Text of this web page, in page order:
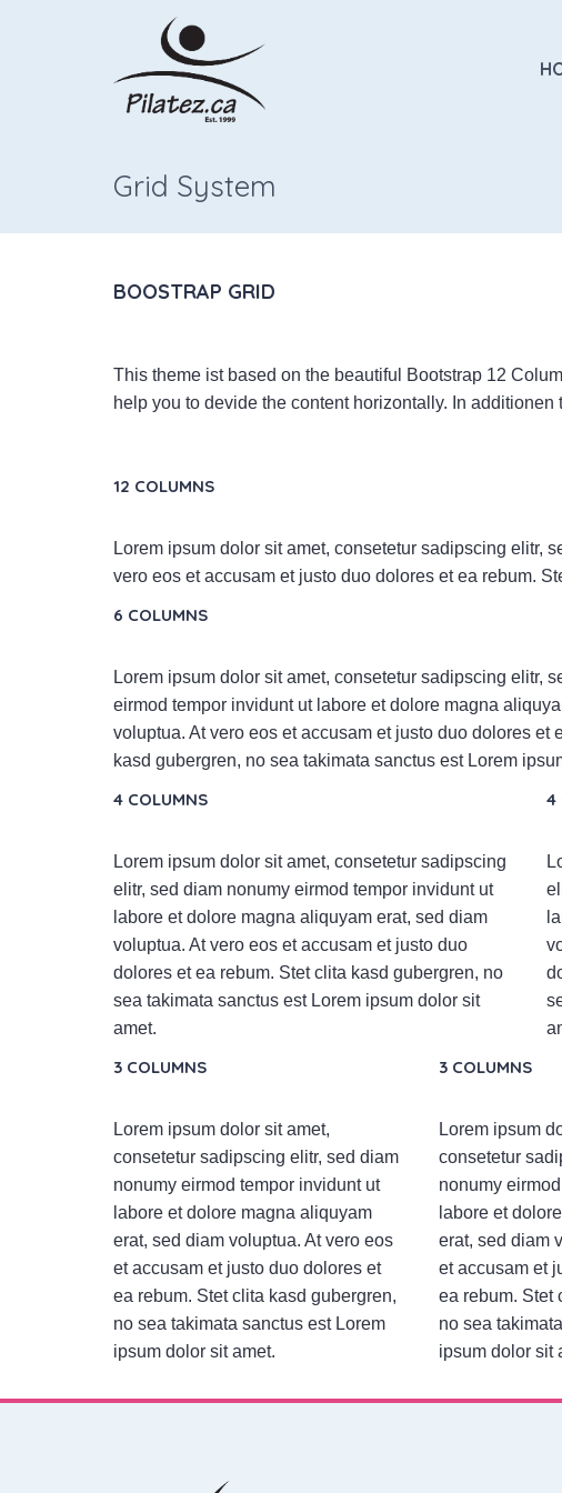
Grid System
BOOSTRAP GRID
This theme ist based on the beautiful Bootstrap 12
help you to devide the content horizontally. In
12 COLUMNS
Lorem ipsum dolor sit amet, consetetur sadipscing elitr,
vero eos et accusam et justo duo dolores et ea rebum.
6 COLUMNS
Lorem ipsum dolor sit amet, consetetur sadipscing elitr,
eirmod tempor invidunt ut labore et dolore magna
voluptua. At vero eos et accusam et justo duo dolores et
kasd gubergren, no sea takimata sanctus est Lorem
4 COLUMNS
Lorem ipsum dolor sit amet, consetetur sadipscing
elitr, sed diam nonumy eirmod tempor invidunt ut
labore et dolore magna aliquyam erat, sed diam
voluptua. At vero eos et accusam et justo duo
dolores et ea rebum. Stet clita kasd gubergren, no
sea takimata sanctus est Lorem ipsum dolor sit
amet.
4
3 COLUMNS
Lorem ipsum dolor sit amet,
consetetur sadipscing elitr, sed diam
nonumy eirmod tempor invidunt ut
labore et dolore magna aliquyam
erat, sed diam voluptua. At vero eos
et accusam et justo duo dolores et
ea rebum. Stet clita kasd gubergren,
no sea takimata sanctus est Lorem
ipsum dolor sit amet.
3 COLUMNS
Lorem ipsum
consetetur
nonumy
labore et
erat, sed diam
et accusam et
ea rebum. Stet
no sea
ipsum dolor sit